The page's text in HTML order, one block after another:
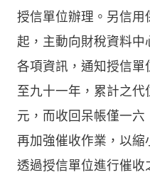
授信單位辦理。另信用
起，主動向財稅資料
各項資訊，通知授信
至九十一年，累計之
元，而收回呆帳僅一
再加強催收作業，以
透過授信單位進行催